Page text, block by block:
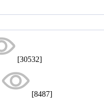
[30532]
[8487]